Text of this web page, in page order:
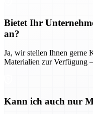
Bietet Ihr
an?
Ja, wir stellen Ihnen gerne
Materialien zur Verfügung
Kann ich auch nur